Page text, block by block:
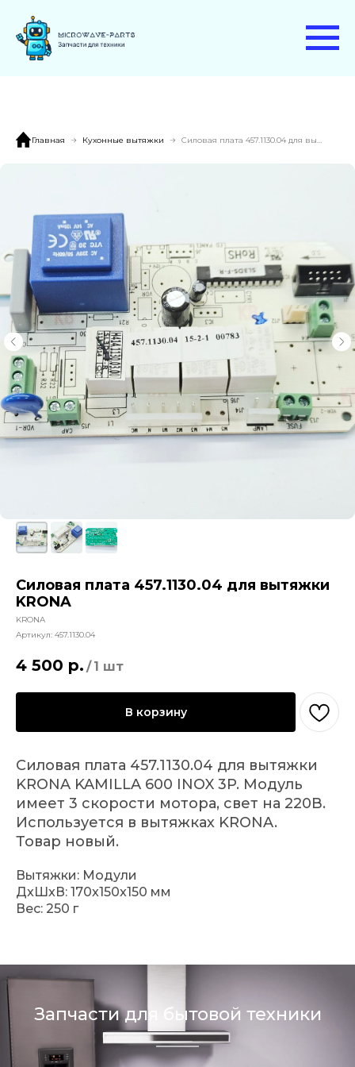
Главная Кухонные вытяжки
Силовая плата 457.1130.04 для вытяжки
KRONA
KRONA
Артикул: 457.1130.04
4 500 р. / 1 шт
В корзину
Силовая плата 457.1130.04 для вытяжки
KRONA KAMILLA 600 INOX 3P. Модуль
имеет 3 скорости мотора, свет на 220В.
Используется в вытяжках KRONA.
Товар новый.
Вытяжки: Модули
ДxШxВ: 170x150x150 мм
Вес: 250 г
Запчасти для бытовой техники